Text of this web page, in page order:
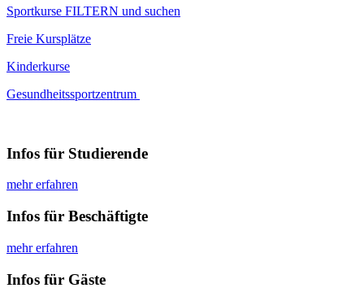
Sportkurse FILTERN und suchen
Freie Kursplätze
Kinderkurse
Gesundheitssportzentrum
Infos für Studierende
mehr erfahren
Infos für Beschäftigte
mehr erfahren
Infos für Gäste